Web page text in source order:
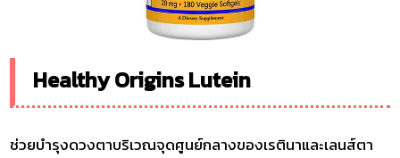
Healthy Origins Lutein
ช่วยบำรุงดวงตาบริเวณจุดศูนย์กลางของเรตินาและเลนส์ตา